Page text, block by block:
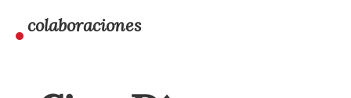
colaboraciones